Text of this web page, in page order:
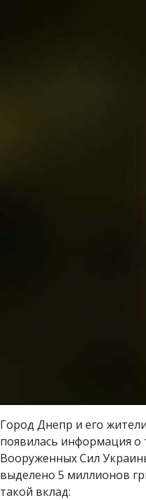
Город Днепр и его
появилась информация
Вооруженных Сил
выделено 5 миллионов
такой вклад: